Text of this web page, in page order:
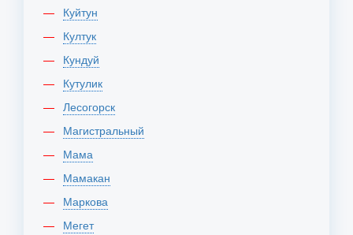
Куйтун
Култук
Кундуй
Кутулик
Лесогорск
Магистральный
Мама
Мамакан
Маркова
Мегет